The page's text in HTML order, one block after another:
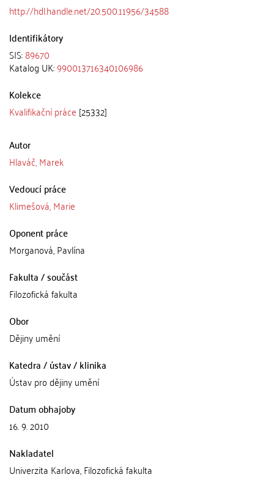
http://hdl.handle.net/20.500.11956/34588
Identifikátory
SIS:89670
Katalog UK:990013716340106986
Kolekce
Kvalifikační práce [25332]
Autor
Hlaváč, Marek
Vedoucí práce
Klimešová, Marie
Oponent práce
Morganová, Pavlína
Fakulta / součást
Filozofická fakulta
Obor
Dějiny umění
Katedra / ústav / klinika
Ústav pro dějiny umění
Datum obhajoby
16. 9. 2010
Nakladatel
Univerzita Karlova, Filozofická fakulta